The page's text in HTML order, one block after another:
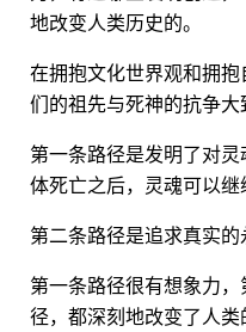
地改变人类历史的。
在拥抱文化世界观和拥
们的祖先与死神的抗争大
第一条路径是发明了对
体死亡之后，灵魂可以继
第二条路径是追求真实的
第一条路径很有想象力
径，都深刻地改变了人